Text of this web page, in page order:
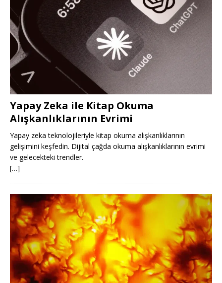
Yapay Zeka ile Kitap Okuma
Alışkanlıklarının Evrimi
Yapay zeka teknolojileriyle kitap okuma alışkanlıklarının
gelişimini keşfedin. Dijital çağda okuma alışkanlıklarının evrimi
ve gelecekteki trendler.
[…]